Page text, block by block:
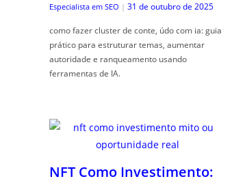
Especialista em SEO | 31 de outubro de 2025
como fazer cluster de conte, údo com ia: guia
prático para estruturar temas, aumentar
autoridade e ranqueamento usando
ferramentas de IA.
NFT Como Investimento: